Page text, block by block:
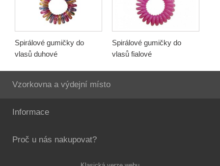
Spirálové gumičky do
vlasů duhové
Spirálové gumičky do
vlasů fialové
Vzorkovna a výdejní místo
Informace
Proč u nás nakupovat?